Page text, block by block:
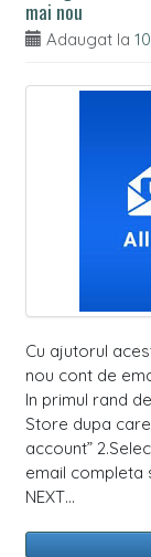
mai nou
Adaugat la
Cu ajutorul
nou cont de
In primul rand
Store dupa
account”
email completa
NEXT…